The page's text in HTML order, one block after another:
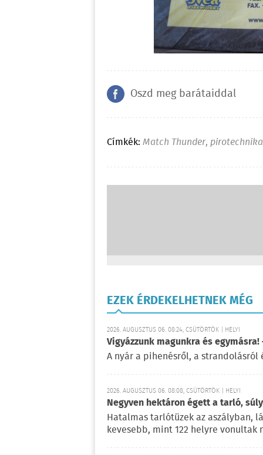
Oszd meg barátaiddal
Címkék: Match Thunder, pirotechnika
EZEK ÉRDEKELHETNEK MÉG
2026. AUGUSZTUS 06. 08:24, CSÜTÖRTÖK | HELYI
Vigyázzunk magunkra és
A nyár a pihenésről, a strandolásról
2026. AUGUSZTUS 06. 08:08, CSÜTÖRTÖK | HELYI
Negyven hektáron égett a tarló,
Hatalmas tarlótüzek az aszályban,
kevesebb, mint 122 helyre